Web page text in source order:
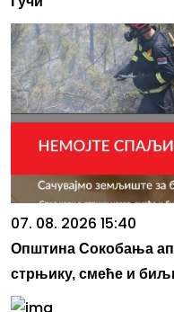
07. 08. 2026 15:40
Општина Сокобања
стрњику, смеће и